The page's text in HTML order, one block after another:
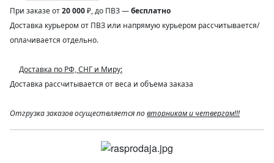
При заказе от20 000₽, до ПВЗ —бесплатно
Доставка курьером от ПВЗ или напрямую курьером рассчитывается/
оплачивается отдельно.
Доставка по РФ, СНГ и Миру:
Доставка рассчитывается от веса и объема заказа
Отгрузка заказов осуществляется повторникам и четвергам!!!